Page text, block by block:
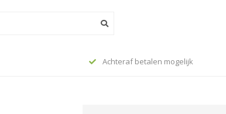
Achteraf betalen mogelijk